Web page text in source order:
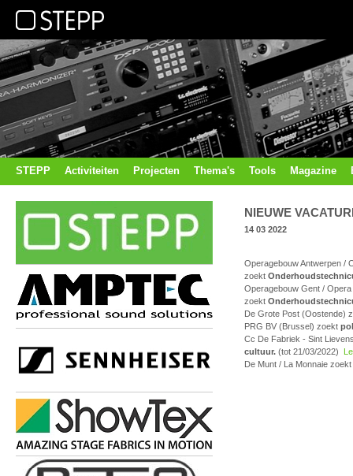
STEPP Activiteiten Projecten Thema's Tools Magazine
NIEUWE
14 03 2022
Operagebouw Antwerpen /
zoekt
Operagebouw Gent / Opera
zoekt
De Grote Post (Oostende)
PRG BV (Brussel) zoekt
Cc De Fabriek - Sint
cultuur. (tot 21/03/2022)
De Munt / La Monnaie zoekt